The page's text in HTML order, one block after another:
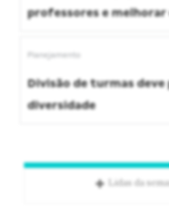
professores e melhorar
Planejamento
Divisão de turmas
diversidade
Lidas da